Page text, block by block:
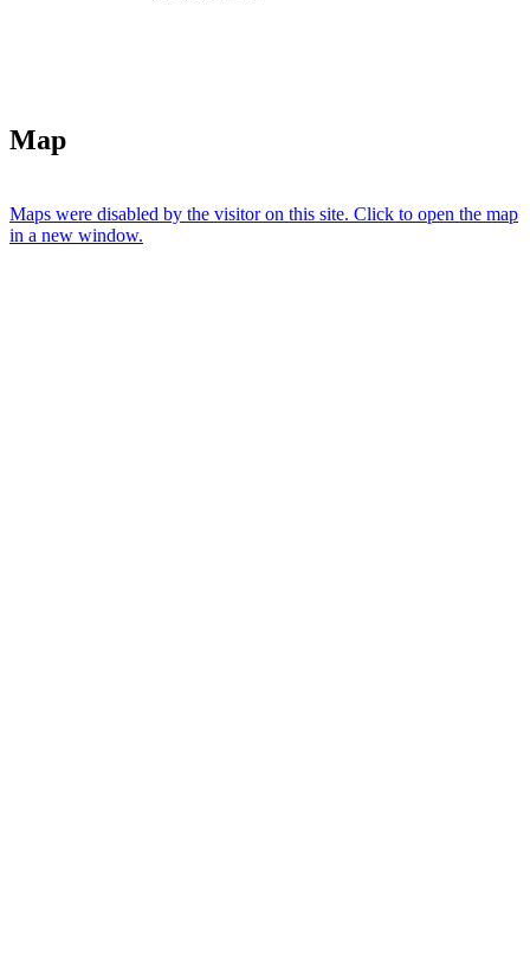
Map
Maps were disabled by the visitor on this site. Click to open the map
in a new window.